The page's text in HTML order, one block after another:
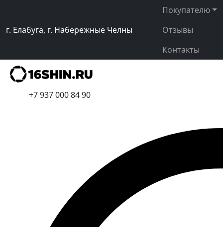
г. Елабуга, г. Набережные Челны
Покупателю
Отзывы
Контакты
+7 937 000 84 90